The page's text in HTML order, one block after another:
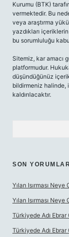
Kurumu (BTK)
vermektedir. Bu
veya araştırma
yazdıkları
bu sorumluluğu
Sitemiz, kar amacı
platformudur.
düşündüğünüz
bildirmeniz halinde,
kaldırılacaktır.
SON
Yılan Isırması Neye
Yılan Isırması Neye
Türkiyede Adı
Türkiyede Adı